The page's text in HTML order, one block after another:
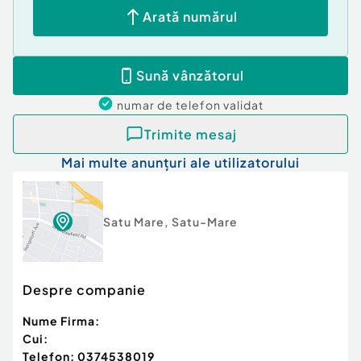
Arată numărul
Sună vânzătorul
numar de telefon validat
Trimite mesaj
Mai multe anunțuri ale utilizatorului
Satu Mare, Satu-Mare
Despre companie
Nume Firma:
Cui:
Telefon: 0374538019